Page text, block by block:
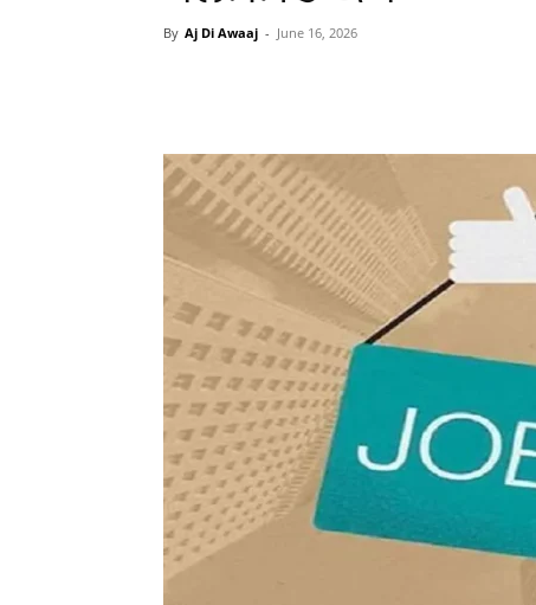
By Aj Di Awaaj - June 16, 2026